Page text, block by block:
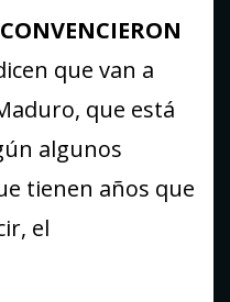
que van a
que está
algunos
tienen años que
el